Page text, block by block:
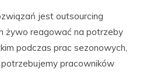
jest outsourcing
żywo reagować na potrzeby
podczas prac sezonowych,
pracowników